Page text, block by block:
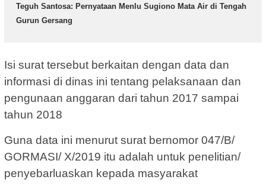
Teguh Santosa: Pernyataan Menlu Sugiono Mata Air di Tengah
Gurun Gersang
Isi surat tersebut berkaitan dengan data dan
informasi di dinas ini tentang pelaksanaan dan
pengunaan anggaran dari tahun 2017 sampai
tahun 2018
Guna data ini menurut surat bernomor 047/B/
GORMASI/ X/2019 itu adalah untuk penelitian/
penyebarluaskan kepada masyarakat